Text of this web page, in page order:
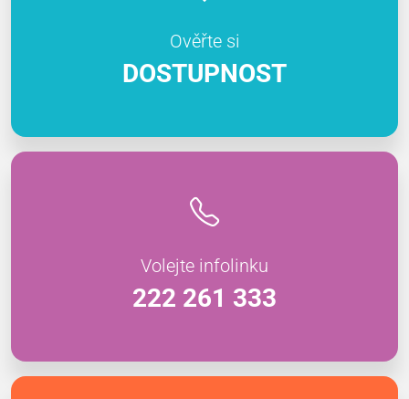
Ověřte si
DOSTUPNOST
Volejte infolinku
222 261 333